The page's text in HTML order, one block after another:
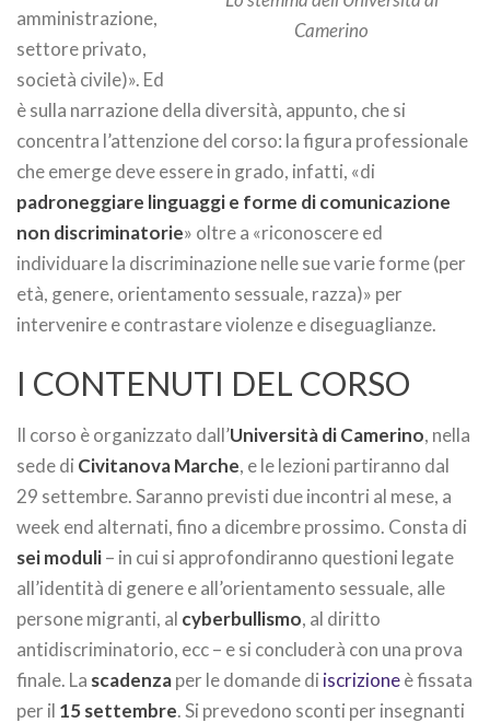
Camerino
amministrazione,
settore privato,
società civile)». Ed
è sulla narrazione della diversità, appunto, che si
concentra l’attenzione del corso: la figura professionale
che emerge deve essere in grado, infatti, «di
padroneggiare linguaggi e forme di comunicazione
non discriminatorie» oltre a «riconoscere ed
individuare la discriminazione nelle sue varie forme (per
età, genere, orientamento sessuale, razza)» per
intervenire e contrastare violenze e diseguaglianze.
I CONTENUTI DEL CORSO
Il corso è organizzato dall’Università di Camerino, nella
sede di Civitanova Marche, e le lezioni partiranno dal
29 settembre. Saranno previsti due incontri al mese, a
week end alternati, fino a dicembre prossimo. Consta di
sei moduli– in cui si approfondiranno questioni legate
all’identità di genere e all’orientamento sessuale, alle
persone migranti, al cyberbullismo, al diritto
antidiscriminatorio, ecc – e si concluderà con una prova
finale. La scadenzaper le domande di iscrizioneè fissata
per il 15 settembre. Si prevedono sconti per insegnanti